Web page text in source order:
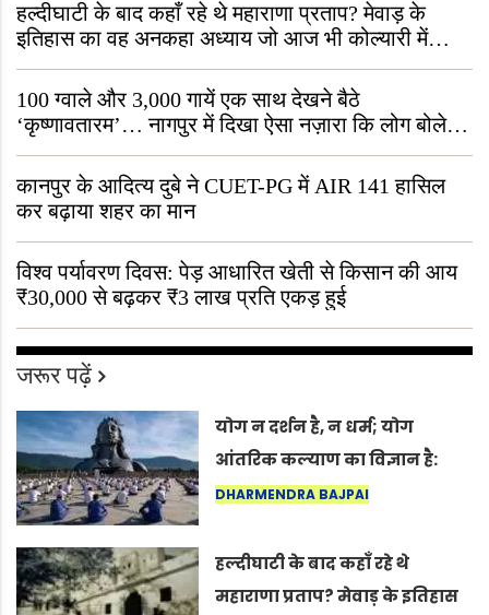
हल्दीघाटी के बाद कहाँ रहे थे महाराणा प्रताप? मेवाड़ के
इतिहास का वह अनकहा अध्याय जो आज भी कोल्यारी में
जीवित है
100 ग्वाले और 3,000 गायें एक साथ देखने बैठे
‘कृष्णावतारम’… नागपुर में दिखा ऐसा नज़ारा कि लोग बोले,
“ऐसा तो सिर्फ़ कृष्ण ही कर सकते हैं”
कानपुर के आदित्य दुबे ने CUET-PG में AIR 141 हासिल
कर बढ़ाया शहर का मान
विश्व पर्यावरण दिवस: पेड़ आधारित खेती से किसान की आय
₹30,000 से बढ़कर ₹3 लाख प्रति एकड़ हुई
जरूर पढ़ें
योग न दर्शन है, न धर्म; योग
आंतरिक कल्याण का विज्ञान है:
अंतरराष्ट्रीय योग दिवस 2026 पर
DHARMENDRA BAJPAI
हल्दीघाटी के बाद कहाँ रहे थे
महाराणा प्रताप? मेवाड़ के इतिहास